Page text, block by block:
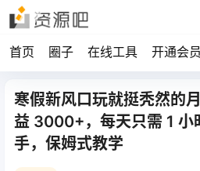
首页 圈子 在线工具 开通会员
寒假新风口玩就挺秃然的
益 3000+，每天只需 1 小
手，保姆式教学